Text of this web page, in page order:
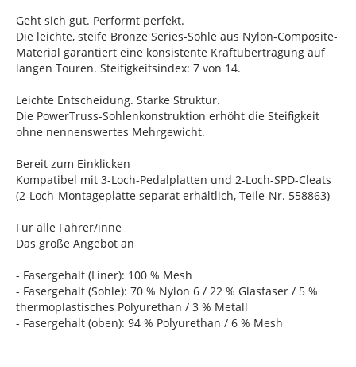
Geht sich gut. Performt perfekt.
Die leichte, steife Bronze Series-Sohle aus Nylon-Composite-
Material garantiert eine konsistente Kraftübertragung auf
langen Touren. Steifigkeitsindex: 7 von 14.
Leichte Entscheidung. Starke Struktur.
Die PowerTruss-Sohlenkonstruktion erhöht die Steifigkeit
ohne nennenswertes Mehrgewicht.
Bereit zum Einklicken
Kompatibel mit 3-Loch-Pedalplatten und 2-Loch-SPD-Cleats
(2-Loch-Montageplatte separat erhältlich, Teile-Nr. 558863)
Für alle Fahrer/inne
Das große Angebot an
- Fasergehalt (Liner): 100 % Mesh
- Fasergehalt (Sohle): 70 % Nylon 6 / 22 % Glasfaser / 5 %
thermoplastisches Polyurethan / 3 % Metall
- Fasergehalt (oben): 94 % Polyurethan / 6 % Mesh